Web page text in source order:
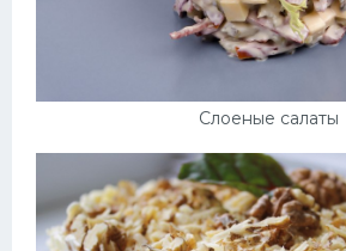
Слоеные салаты